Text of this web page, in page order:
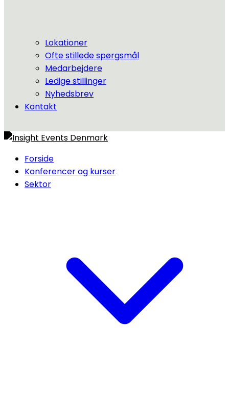
Lokationer
Ofte stillede spørgsmål
Medarbejdere
Ledige stillinger
Nyhedsbrev
Kontakt
Forside
Konferencer og kurser
Sektor